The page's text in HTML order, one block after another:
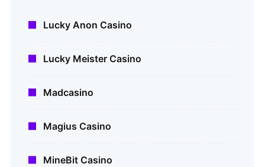
Lucky Anon Casino
Lucky Meister Casino
Madcasino
Magius Casino
MineBit Casino